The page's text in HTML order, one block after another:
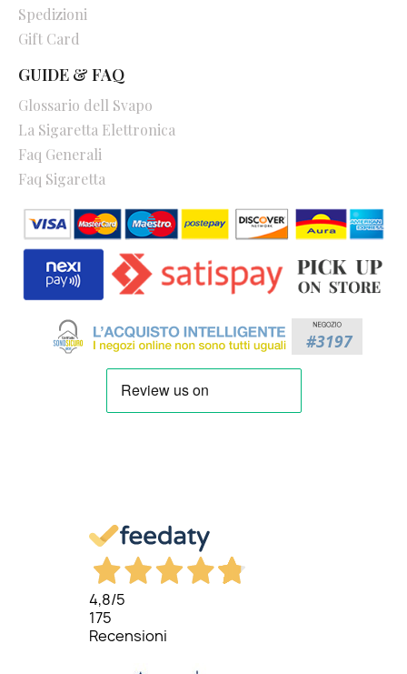
Spedizioni
Gift Card
GUIDE & FAQ
Glossario dell Svapo
La Sigaretta Elettronica
Faq Generali
Faq Sigaretta
4,8/5
175
Recensioni